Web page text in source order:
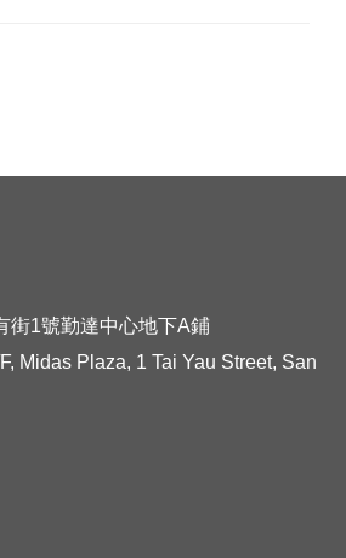
街1號勤達中心地下A鋪
Midas Plaza, 1 Tai Yau Street, San